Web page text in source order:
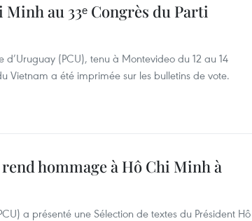
au 33ᵉ Congrès du Parti
(PCU), tenu à Montevideo du 12 au 14
Vietnam a été imprimée sur les bulletins de vote.
hommage à Hô Chi Minh à
a présenté une Sélection de textes du Président Hô